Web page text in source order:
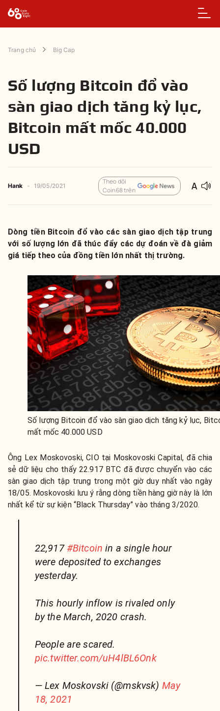
Trang chủ Big Cap
Số lượng Bitcoin đổ vào
sàn giao dịch tăng kỷ lục,
Bitcoin mất mốc 40.000
USD
Hank - 19/05/2021
Theo dõi
Coin68 trên
Dòng tiền Bitcoin đổ vào các sàn giao dịch tập trung
với số lượng lớn đã thúc đẩy các dự đoán về đà giảm
giá tiếp theo của đồng tiền lớn nhất thị trường.
Số lượng Bitcoin đổ vào sàn giao dịch tăng kỷ lục,
mất mốc 40.000 USD
Ông Lex Moskovoski, CIO tại Moskovoski Capital, đã chia
sẻ dữ liệu cho thấy 22.917 BTC đã được chuyển vào các
sàn giao dịch tập trung trong một giờ duy nhất vào ngày
18/05. Moskovoski lưu ý rằng dòng tiền hàng giờ này là lớn
nhất kể từ sự kiện “Black Thursday” vào tháng 3/2020.
22,917#Bitcoin in a single hour
were deposited to exchanges
yesterday.
This hourly inflow is rivaled only
by the March, 2020 crash.
People are scared.
pic.twitter.com/uH4lBL6Onk
— Lex Moskovski (@mskvsk) May
18, 2021